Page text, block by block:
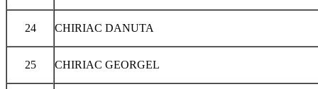
24 CHIRIAC DANUTA
25 CHIRIAC GEORGEL